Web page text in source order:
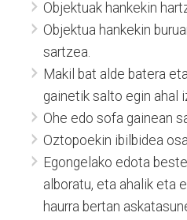
Objektuak hankekin
Objektua hankekin
sartzea.
Makil bat alde batera
gainetik salto egin ahal
Ohe edo sofa gainean
Oztopoekin ibilbidea
Egongelako edota
alboratu, eta ahalik eta
haurra bertan